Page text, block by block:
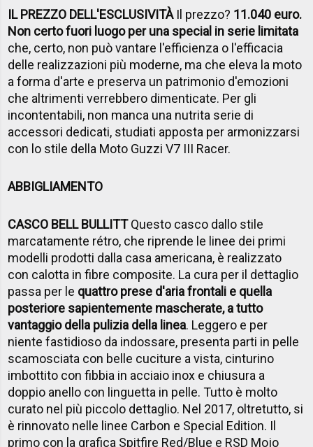
IL PREZZO DELL'ESCLUSIVITÀIl prezzo? 11.040 euro.
Non certo fuori luogo per una special in serie limitata
che, certo, non può vantare l'efficienza o l'efficacia
delle realizzazioni più moderne, ma che eleva la moto
a forma d'arte e preserva un patrimonio d'emozioni
che altrimenti verrebbero dimenticate. Per gli
incontentabili, non manca una nutrita serie di
accessori dedicati, studiati apposta per armonizzarsi
con lo stile della Moto Guzzi V7 III Racer.
ABBIGLIAMENTO
CASCO BELL BULLITTQuesto casco dallo stile
marcatamente rétro, che riprende le linee dei primi
modelli prodotti dalla casa americana, è realizzato
con calotta in fibre composite. La cura per il dettaglio
passa per le quattro prese d'aria frontali e quella
posteriore sapientemente mascherate, a tutto
vantaggio della pulizia della linea. Leggero e per
niente fastidioso da indossare, presenta parti in pelle
scamosciata con belle cuciture a vista, cinturino
imbottito con fibbia in acciaio inox e chiusura a
doppio anello con linguetta in pelle. Tutto è molto
curato nel più piccolo dettaglio. Nel 2017, oltretutto, si
è rinnovato nelle linee Carbon e Special Edition. Il
primo con la grafica Spitfire Red/Blue e RSD Mojo